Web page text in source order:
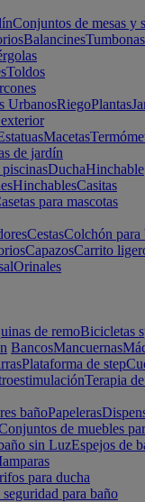
Conjuntos de mesas y
BalancinesTumbonas
Toldos
UrbanosRiegoPlantas
Macetas
de jardín
DuchaHinchable
HinchablesCasitas
para mascotas
CestasColchón para
CapazosCarrito
Orinales
de remoBicicletas
BancosMancuernas
Plataforma de step
Terapia
bañoPapeleras
de muebles
sin LuzEspejos de
para ducha
para baño